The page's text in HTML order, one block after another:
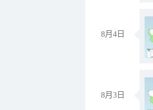
8月4日
8月3日